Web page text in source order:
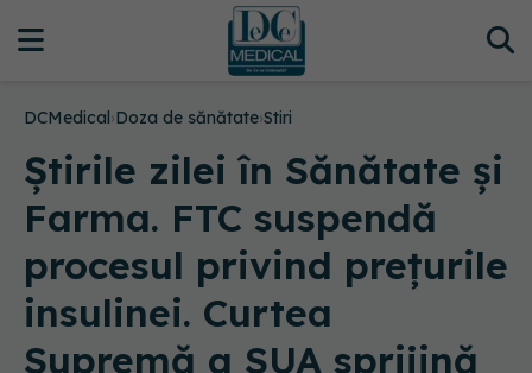
DCMedical›Doza de sănătate›Stiri
Știrile zilei în Sănătate și
Farma. FTC suspendă
procesul privind prețurile
insulinei. Curtea
Supremă a SUA sprijină